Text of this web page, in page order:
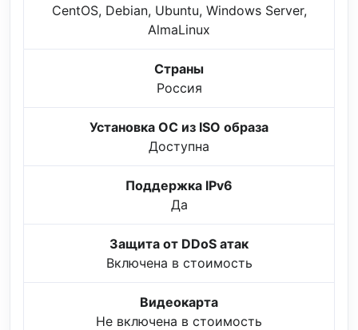
CentOS, Debian, Ubuntu, Windows Server,
AlmaLinux
Страны
Россия
Установка ОС из ISO образа
Доступна
Поддержка IPv6
Да
Защита от DDoS атак
Включена в стоимость
Видеокарта
Не включена в стоимость